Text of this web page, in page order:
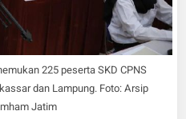
225 peserta SKD CPNS
dan Lampung. Foto: Arsip
Jatim